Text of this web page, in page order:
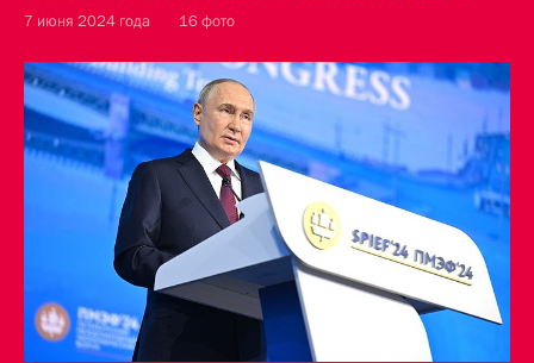
7 июня 2024 года 16 фото